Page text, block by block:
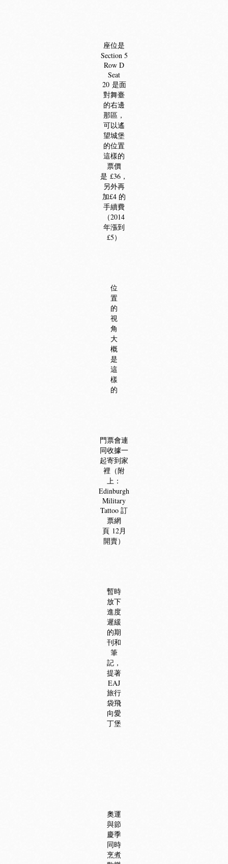
座位是
Section 5
Row D
Seat
20 是面
對舞臺
的右邊
那區，
可以遙
望城堡
的位置
這樣的
票價
是 £36，
另外再
加£4 的
手續費
（2014
年漲到
£5）
位
置
的
視
角
大
概
是
這
樣
的
門票會連
同收據一
起寄到家
裡（附
上：
Edinburgh
Military
Tattoo 訂
票網
頁12月
開賣）
暫時
放下
進度
遲緩
的期
刊和
筆
記，
提著
EAJ
旅行
袋飛
向愛
丁堡
奧運
與節
慶季
同時
烹煮